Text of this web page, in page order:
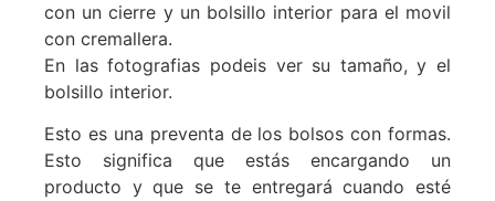
con un cierre y un bolsillo interior para el movil
con cremallera.
En las fotografias podeis ver su tamaño, y el
bolsillo interior.
Esto es una preventa de los bolsos con formas.
Esto significa que estás encargando un
producto y que se te entregará cuando esté